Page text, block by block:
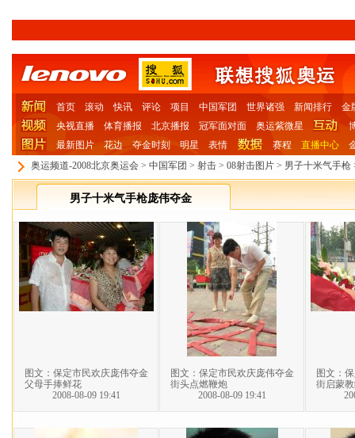
首页 滚动 快讯 评论 项目 中国军团 世界诸强 新闻排行
金
央视直播
体育播报 北京播报 冠军面对面 奥运紫微星
最新图片
花边 夺金时刻 明星 表情 赛程 直播中心
奥运频道-2008北京奥运会 > 中国军团 > 射击 > 08射击图片 > 男子十米气手枪
男子十米气手枪庞伟夺金
图文：保定市民欢庆庞伟夺金
父母手捧鲜花
2008-08-09 19:41
图文：保定市民欢庆庞伟夺金
街头点燃鞭炮
2008-08-09 19:41
图文：
街启蒙